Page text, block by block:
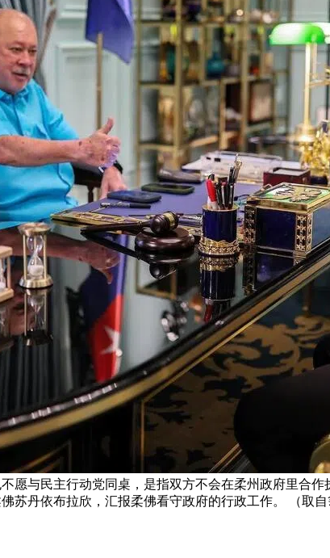
愿与民主行动党同桌，是指双方不会在柔州政府里合
苏丹依布拉欣，汇报柔佛看守政府的行政工作。 （取自